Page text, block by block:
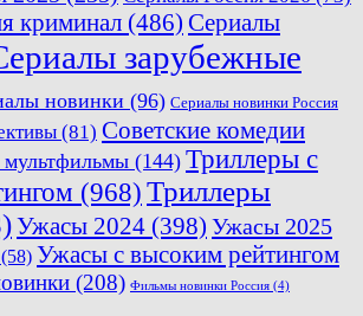
криминал (486) Сериалы
зарубежные
новинки (96) Сериалы новинки Россия
(81) Советские комедии
мультфильмы (144) Триллеры с
(968) Триллеры
Ужасы 2024 (398) Ужасы 2025
(58) Ужасы с высоким рейтингом
(208) Фильмы новинки Россия (4)